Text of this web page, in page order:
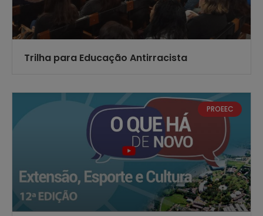
Trilha para Educação Antirracista
PROEEC